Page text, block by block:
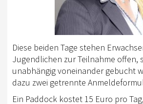
Diese beiden Tage stehen
Jugendlichen zur Teilnahme offen,
unabhängig voneinander gebucht
dazu zwei getrennte
Ein Paddock kostet 15 Euro pro